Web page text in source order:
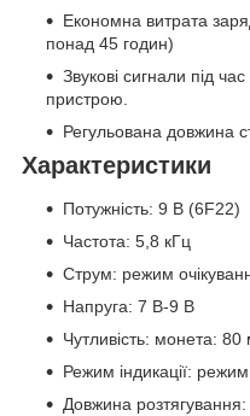
Економна витрата
понад 45 годин)
Звукові сигнали під
пристрою.
Регульована довжина
Характеристики
Потужність: 9 В (6F22)
Частота: 5,8 кГц
Струм: режим
Напруга: 7 В-9 В
Чутливість: монета: 80
Режим індикації:
Довжина